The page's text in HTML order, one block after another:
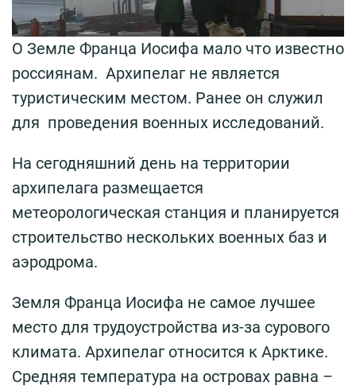
О Земле Франца Иосифа мало что известно
россиянам. Архипелаг не является
туристическим местом. Ранее он служил
для проведения военных исследований.
На сегодняшний день на территории
архипелага размещается
метеорологическая станция и планируется
строительство нескольких военных баз и
аэродрома.
Земля Франца Иосифа не самое лучшее
место для трудоустройства из-за сурового
климата. Архипелаг относится к Арктике.
Средняя температура на островах равна –